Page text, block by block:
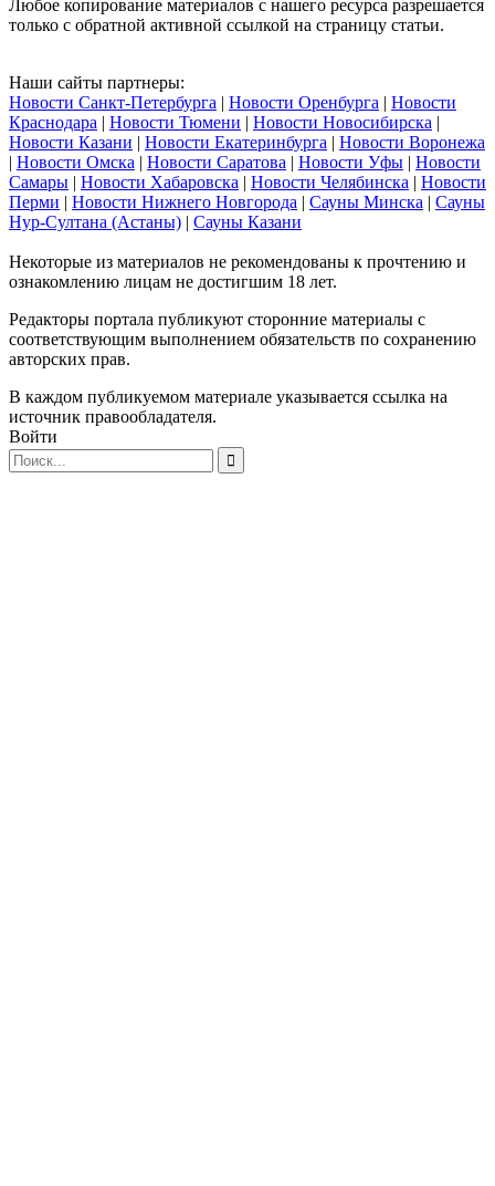
Любое копирование материалов с нашего ресурса разрешается
только с обратной активной ссылкой на страницу статьи.
Наши сайты партнеры:
Новости Санкт-Петербурга | Новости Оренбурга | Новости
Краснодара | Новости Тюмени | Новости Новосибирска |
Новости Казани | Новости Екатеринбурга | Новости Воронежа
| Новости Омска | Новости Саратова | Новости Уфы | Новости
Самары | Новости Хабаровска | Новости Челябинска | Новости
Перми | Новости Нижнего Новгорода | Сауны Минска | Сауны
Нур-Султана (Астаны) | Сауны Казани
Некоторые из материалов не рекомендованы к прочтению и
ознакомлению лицам не достигшим 18 лет.
Редакторы портала публикуют сторонние материалы с
соответствующим выполнением обязательств по сохранению
авторских прав.
В каждом публикуемом материале указывается ссылка на
источник правообладателя.
Войти